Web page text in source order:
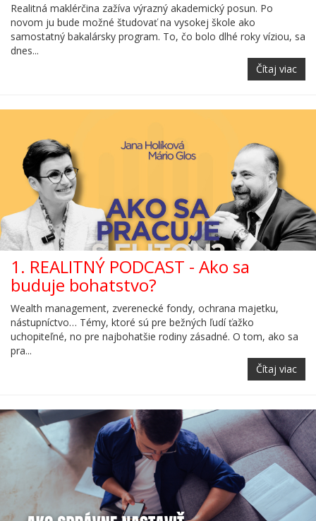
Realitná maklérčina zažíva výrazný akademický posun. Po
novom ju bude možné študovať na vysokej škole ako
samostatný bakalársky program. To, čo bolo dlhé roky víziou, sa
dnes...
Čítaj viac
1. REALITNÝ PODCAST - Ako sa
buduje bohatstvo?
Wealth management, zverenecké fondy, ochrana majetku,
nástupníctvo… Témy, ktoré sú pre bežných ľudí ťažko
uchopiteľné, no pre najbohatšie rodiny zásadné. O tom, ako sa
pra...
Čítaj viac